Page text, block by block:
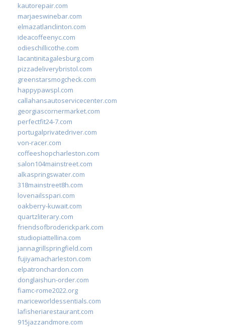
kautorepair.com
marjaeswinebar.com
elmazatlanclinton.com
ideacoffeenyc.com
odieschillicothe.com
lacantinitagalesburg.com
pizzadeliverybristol.com
greenstarsmogcheck.com
happypawspl.com
callahansautoservicecenter.com
georgiascornermarket.com
perfectfit24-7.com
portugalprivatedriver.com
von-racer.com
coffeeshopcharleston.com
salon104mainstreet.com
alkaspringswater.com
318mainstreet8h.com
lovenailsspari.com
oakberry-kuwait.com
quartzliterary.com
friendsofbroderickpark.com
studiopiattellina.com
jannagrillspringfield.com
fujiyamacharleston.com
elpatronchardon.com
donglaishun-order.com
fiamc-rome2022.org
mariceworldessentials.com
lafisheriarestaurant.com
915jazzandmore.com